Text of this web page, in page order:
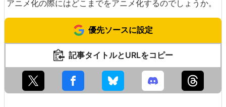
アニメ化の際にはどこまでをアニメ化するのでしょうか。
優先ソースに設定
記事タイトルとURLをコピー